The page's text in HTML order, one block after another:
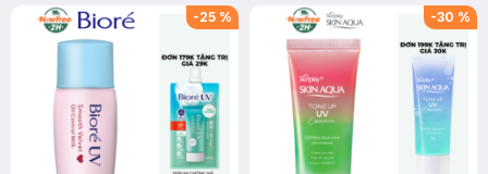
hạn)
-25 % -30 %